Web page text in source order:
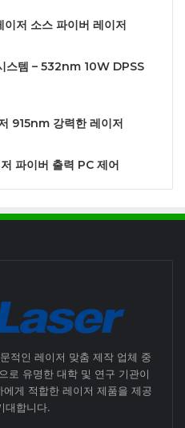
저 소스 파이버 레이저
스템 – 532nm 10W DPSS
915nm 강력한 레이저
파이버 출력 PC 제어
적인 레이저 맞춤 제작 업체 중
로 유명한 대학 및 연구 기관이
게 적합한 레이저 제품을 제공
대합니다.